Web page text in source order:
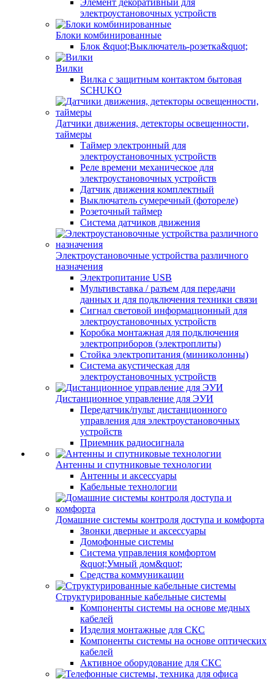
Элемент декоративный для
электроустановочных устройств
Блоки комбинированные
Блок &quot;Выключатель-розетка&quot;
Вилки
Вилка с защитным контактом бытовая
SCHUKO
Датчики движения, детекторы освещенности,
таймеры
Таймер электронный для
электроустановочных устройств
Реле времени механическое для
электроустановочных устройств
Датчик движения комплектный
Выключатель сумеречный (фотореле)
Розеточный таймер
Система датчиков движения
Электроустановочные устройства различного
назначения
Электропитание USB
Мультивставка / разъем для передачи
данных и для подключения техники связи
Сигнал световой информационный для
электроустановочных устройств
Коробка монтажная для подключения
электроприборов (электроплиты)
Стойка электропитания (миниколонны)
Система акустическая для
электроустановочных устройств
Дистанционное управление для ЭУИ
Передатчик/пульт дистанционного
управления для электроустановочных
устройств
Приемник радиосигнала
Антенны и спутниковые технологии
Антенны и аксессуары
Кабельные технологии
Домашние системы контроля доступа и комфорта
Звонки дверные и аксессуары
Домофонные системы
Система управления комфортом
&quot;Умный дом&quot;
Средства коммуникации
Структурированные кабельные системы
Компоненты системы на основе медных
кабелей
Изделия монтажные для СКС
Компоненты системы на основе оптических
кабелей
Активное оборудование для СКС